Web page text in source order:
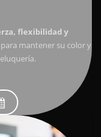
flexibilidad y
mantener su color y